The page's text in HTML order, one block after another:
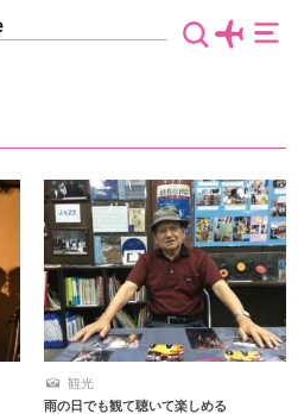
ちろん、自分で実際に弾いてみたり…唄って
の忘れられない思い出を地元の人たちと意気
観光
雨の日でも観て聴いて楽しめる